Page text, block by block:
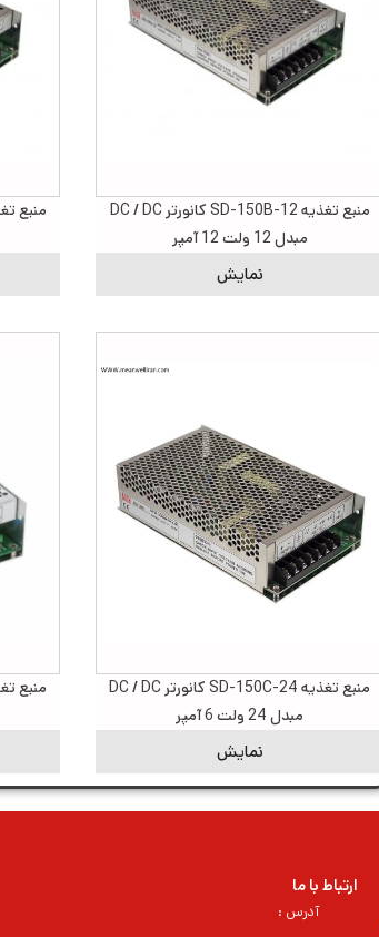
منبع تغذیه SD-150B-12 کانورتر DC / DC
مبدل 12 ولت 12 آمپر
نمایش
منبع تغذیه SD-150C-24 کانورتر DC / DC
مبدل 24 ولت 6 آمپر
نمایش
ارتباط با ما
آدرس :